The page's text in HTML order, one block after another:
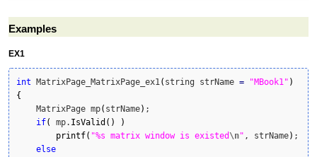
Examples
EX1
int MatrixPage_MatrixPage_ex1( string strName = "MBook1" )
{
    MatrixPage mp
( strName) ;
if( mp. IsValid ( )
)
printf( "%s matrix window is existed \n" , strName) ;
else